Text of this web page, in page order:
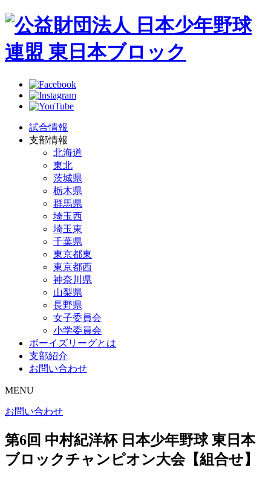
試合情報
支部情報
北海道
東北
茨城県
栃木県
群馬県
埼玉西
埼玉東
千葉県
東京都東
東京都西
神奈川県
山梨県
長野県
女子委員会
小学委員会
ボーイズリーグとは
支部紹介
お問い合わせ
MENU
お問い合わせ
第6回 中村紀洋杯 日本少年野球 東日本
ブロックチャンピオン大会【組合せ】